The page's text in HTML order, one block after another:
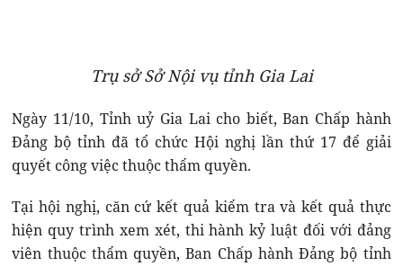
Trụ sở Sở Nội vụ tỉnh Gia Lai
Ngày 11/10, Tỉnh uỷ Gia Lai cho biết, Ban Chấp hành
Đảng bộ tỉnh đã tổ chức Hội nghị lần thứ 17 để giải
quyết công việc thuộc thẩm quyền.
Tại hội nghị, căn cứ kết quả kiểm tra và kết quả thực
hiện quy trình xem xét, thi hành kỷ luật đối với đảng
viên thuộc thẩm quyền, Ban Chấp hành Đảng bộ tỉnh